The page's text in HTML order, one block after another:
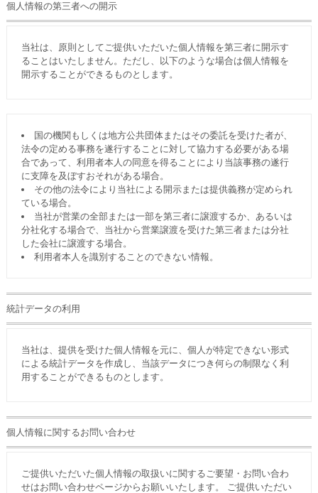
個人情報の第三者への開示
当社は、原則としてご提供いただいた個人情報を第三者に開示す
ることはいたしません。ただし、以下のような場合は個人情報を
開示することができるものとします。
国の機関もしくは地方公共団体またはその委託を受けた者が、
法令の定める事務を遂行することに対して協力する必要がある場
合であって、利用者本人の同意を得ることにより当該事務の遂行
に支障を及ぼすおそれがある場合。
その他の法令により当社による開示または提供義務が定められ
ている場合。
当社が営業の全部または一部を第三者に譲渡するか、あるいは
分社化する場合で、当社から営業譲渡を受けた第三者または分社
した会社に譲渡する場合。
利用者本人を識別することのできない情報。
統計データの利用
当社は、提供を受けた個人情報を元に、個人が特定できない形式
による統計データを作成し、当該データにつき何らの制限なく利
用することができるものとします。
個人情報に関するお問い合わせ
ご提供いただいた個人情報の取扱いに関するご要望・お問い合わ
せはお問い合わせページからお願いいたします。 ご提供いただい